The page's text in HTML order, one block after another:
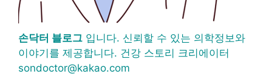
손닥터 블로그 입니다. 신뢰할 수 있는 의학정보와
이야기를 제공합니다. 건강 스토리 크리에이터
sondoctor@kakao.com